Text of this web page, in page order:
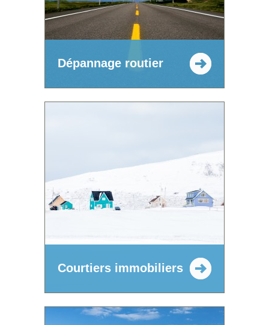
Dépannage routier
Courtiers immobiliers